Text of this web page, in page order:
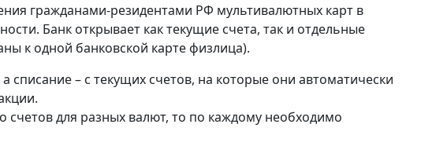
гражданами-резидентами РФ мультивалютных карт в
Банк открывает как текущие счета, так и отдельные
к одной банковской карте физлица).
списание – с текущих счетов, на которые они автоматически
счетов для разных валют, то по каждому необходимо